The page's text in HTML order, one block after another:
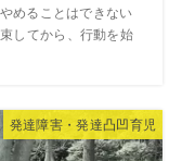
めることはできない
してから、行動を始
発達障害・発達凸凹育児